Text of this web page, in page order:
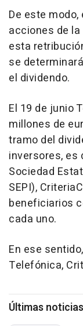
De este
acciones de
esta
se
el dividendo.
El 19 de junio
millones de
tramo del
inversores, es
Sociedad
SEPI),
beneficiarios
cada uno.
En ese
Telefónica,
Últimas